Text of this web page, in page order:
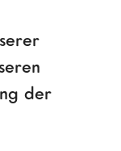
der